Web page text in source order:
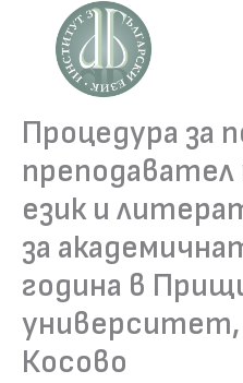
content
Процедура за
преподавател
език и
за
година в
университет,
Косово